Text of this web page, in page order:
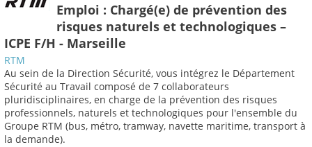
Emploi : Chargé(e) de prévention des
risques naturels et technologiques –
ICPE F/H - Marseille
RTM
Au sein de la Direction Sécurité, vous intégrez le Département
Sécurité au Travail composé de 7 collaborateurs
pluridisciplinaires, en charge de la prévention des risques
professionnels, naturels et technologiques pour l'ensemble du
Groupe RTM (bus, métro, tramway, navette maritime, transport à
la demande).